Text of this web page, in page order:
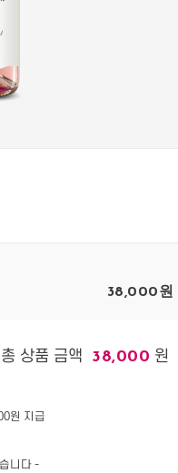
38,000원
총 상품 금액 38,000 원
원 지급
니다 -